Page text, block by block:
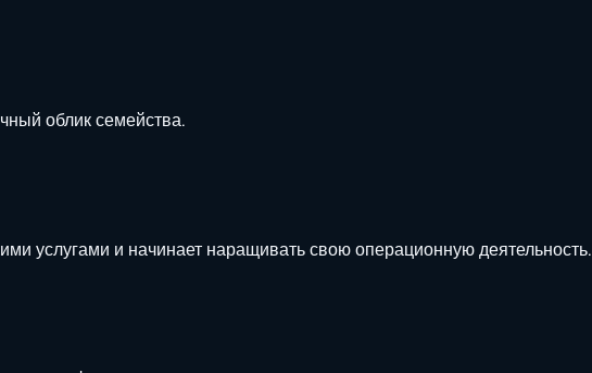
облик семейства.
услугами и начинает наращивать свою операционную деятельность.